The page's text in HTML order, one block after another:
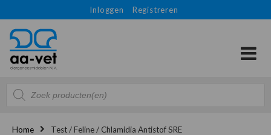
Inloggen Registreren
Producten
zoeken
Home Test / Feline / Chlamidia Antistof SRE